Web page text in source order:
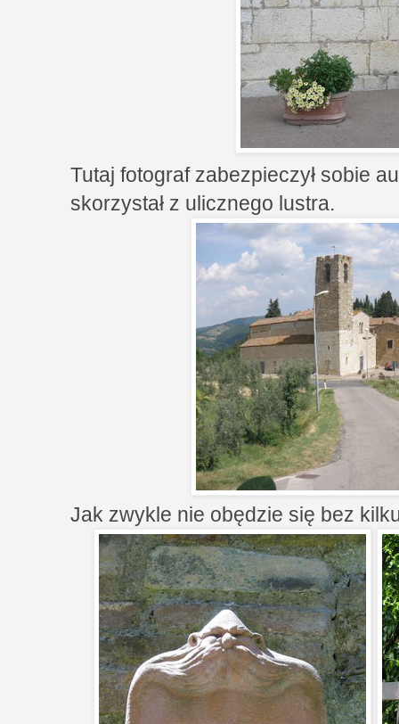
Tutaj fotograf zabezpieczył sobie
skorzystał z ulicznego lustra.
Jak zwykle nie obędzie się bez